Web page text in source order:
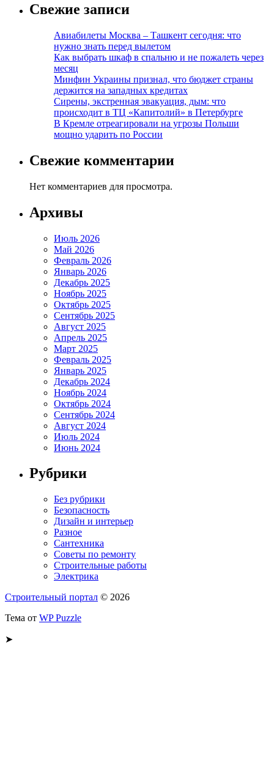
Свежие записи
Авиабилеты Москва – Ташкент сегодня: что
нужно знать перед вылетом
Как выбрать шкаф в спальню и не пожалеть через
месяц
Минфин Украины признал, что бюджет страны
держится на западных кредитах
Сирены, экстренная эвакуация, дым: что
происходит в ТЦ «Капитолий» в Петербурге
В Кремле отреагировали на угрозы Польши
мощно ударить по России
Свежие комментарии
Нет комментариев для просмотра.
Архивы
Июль 2026
Май 2026
Февраль 2026
Январь 2026
Декабрь 2025
Ноябрь 2025
Октябрь 2025
Сентябрь 2025
Август 2025
Апрель 2025
Март 2025
Февраль 2025
Январь 2025
Декабрь 2024
Ноябрь 2024
Октябрь 2024
Сентябрь 2024
Август 2024
Июль 2024
Июнь 2024
Рубрики
Без рубрики
Безопасность
Дизайн и интерьер
Разное
Сантехника
Советы по ремонту
Строительные работы
Электрика
Строительный портал © 2026
Тема от WP Puzzle
➤